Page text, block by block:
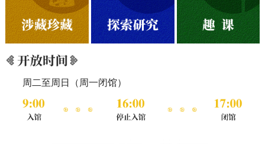
周二至周日（周一闭馆）